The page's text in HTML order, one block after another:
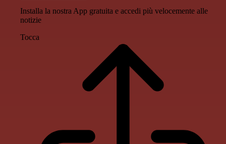
Installa la nostra App gratuita e accedi più velocemente alle
notizie
Tocca